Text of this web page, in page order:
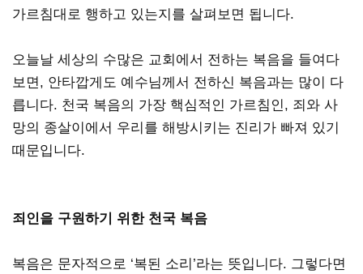
가르침대로 행하고 있는지를 살펴보면 됩니다.
오늘날 세상의 수많은 교회에서 전하는 복음을 들여다
보면, 안타깝게도 예수님께서 전하신 복음과는 많이 다
릅니다. 천국 복음의 가장 핵심적인 가르침인, 죄와 사
망의 종살이에서 우리를 해방시키는 진리가 빠져 있기
때문입니다.
죄인을 구원하기 위한 천국 복음
복음은 문자적으로 ‘복된 소리’라는 뜻입니다. 그렇다면